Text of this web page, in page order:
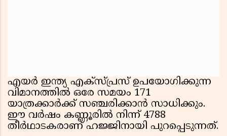
എയർ ഇന്ത്യ എക്സ്പ്രസ് ഉപയോഗിക്കുന്ന
വിമാനത്തിൽ ഒരേ സമയം 171
യാത്രക്കാർക്ക് സഞ്ചരിക്കാൻ സാധിക്കും.
ഈ വർഷം കണ്ണൂരിൽ നിന്ന് 4788
തീർഥാടകരാണ് ഹജ്ജിനായി പുറപ്പെടുന്നത്.